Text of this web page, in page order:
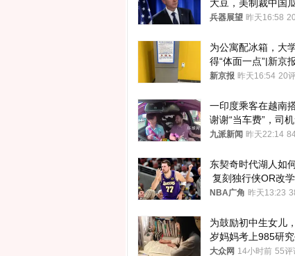
大豆，美制裁中国
林肯措辞变了
兵器展望 昨天16:58
为公寓配冰箱，大
得“体面一点”|新京
新京报 昨天16:54 20
一印度乘客在越南
谢谢“当车费”，司机
笑；印度网友：不
九派新闻 昨天22:14
东契奇时代湖人如
复刻独行侠OR改
者？
NBA广角 昨天13:23
为鼓励初中生女儿
岁妈妈考上985研
大众网 14小时前 55评